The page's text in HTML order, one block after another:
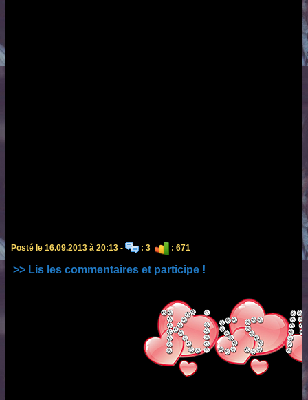
Posté le 16.09.2013 à 20:13 - : 3 : 671
>> Lis les commentaires et participe !